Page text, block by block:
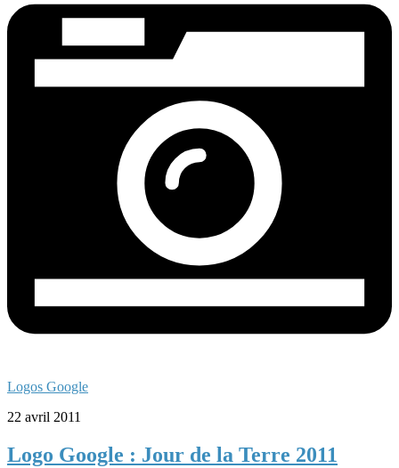
Logos Google
22 avril 2011
Logo Google : Jour de la Terre 2011